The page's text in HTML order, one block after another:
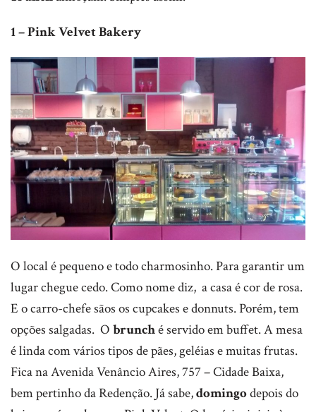
1 – Pink Velvet Bakery
O local é pequeno e todo charmosinho. Para garantir um
lugar chegue cedo. Como nome diz, a casa é cor de rosa.
E o carro-chefe sãos os cupcakes e donnuts. Porém, tem
opções salgadas. O brunché servido em buffet. A mesa
é linda com vários tipos de pães, geléias e muitas frutas.
Fica na Avenida Venâncio Aires, 757 – Cidade Baixa,
bem pertinho da Redenção. Já sabe,domingodepois do